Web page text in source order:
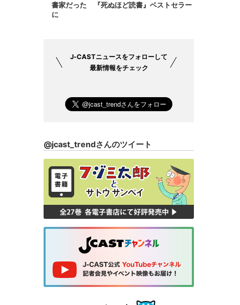
書家だった 『死ぬほど読書』ベストセラー
に
J-CASTニュースをフォローして
最新情報をチェック
@jcast_trendさんのツイート